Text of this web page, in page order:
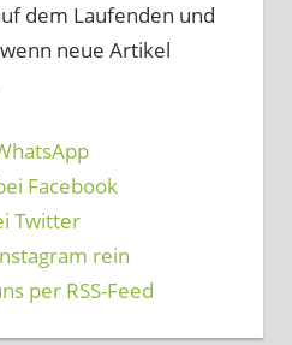
dem Laufenden und
neue Artikel
Facebook
Twitter
rein
per RSS-Feed